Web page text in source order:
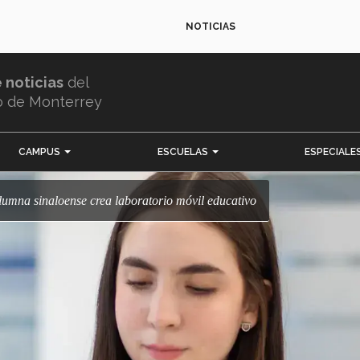
NOTICIAS
noticias del
de Monterrey
CAMPUS ESCUELAS
sinaloense crea laboratorio móvil educativo